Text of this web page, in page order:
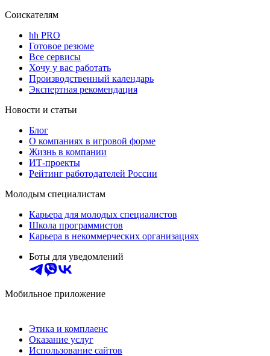
Соискателям
hh PRO
Готовое резюме
Все сервисы
Хочу у вас работать
Производственный календарь
Экспертная рекомендация
Новости и статьи
Блог
О компаниях в игровой форме
Жизнь в компании
ИТ-проекты
Рейтинг работодателей России
Молодым специалистам
Карьера для молодых специалистов
Школа программистов
Карьера в некоммерческих организациях
Боты для уведомлений
Мобильное приложение
Этика и комплаенс
Оказание услуг
Использование сайтов